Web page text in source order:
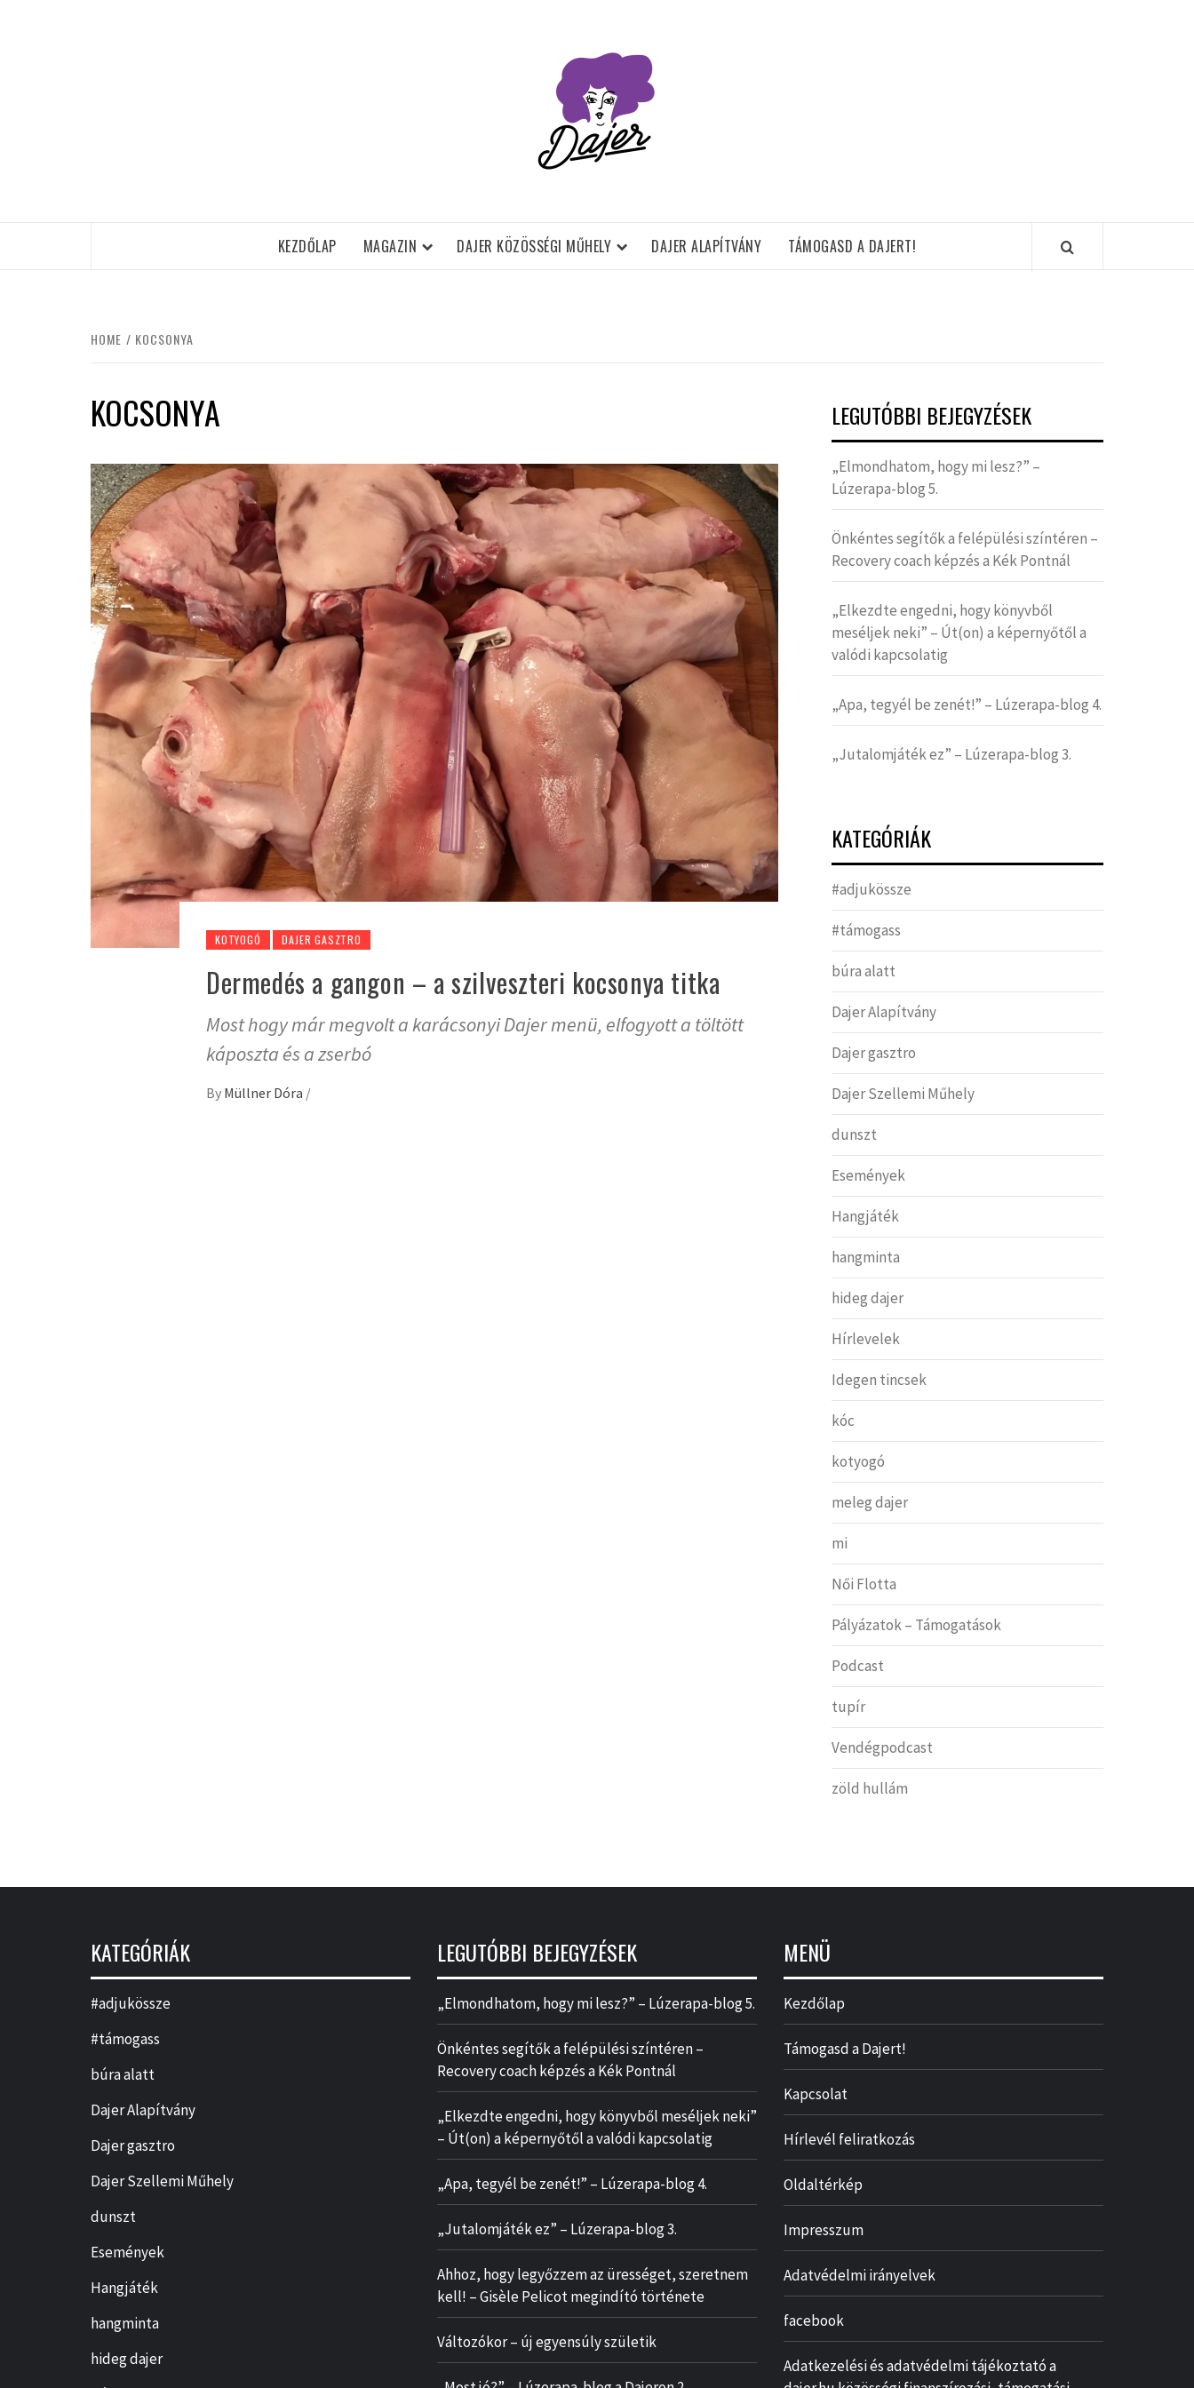
KEZDŐLAP MAGAZIN DAJER KÖZÖSSÉGI MŰHELY DAJER ALAPÍTVÁNY TÁMOGASD A DAJERT!
HOME KOCSONYA
KOCSONYA
KOTYOGÓ DAJER GASZTRO
Dermedés a gangon – a szilveszteri kocsonya titka
Most hogy már megvolt a karácsonyi Dajer menü, elfogyott a töltött
káposzta és a zserbó
By Müllner Dóra /
LEGUTÓBBI BEJEGYZÉSEK
„Elmondhatom, hogy mi lesz?” –
Lúzerapa-blog 5.
Önkéntes segítők a felépülési színtéren –
Recovery coach képzés a Kék Pontnál
„Elkezdte engedni, hogy könyvből
meséljek neki” – Út(on) a képernyőtől a
valódi kapcsolatig
„Apa, tegyél be zenét!” – Lúzerapa-blog 4.
„Jutalomjáték ez” – Lúzerapa-blog 3.
KATEGÓRIÁK
#adjukössze
#támogass
búra alatt
Dajer Alapítvány
Dajer gasztro
Dajer Szellemi Műhely
dunszt
Események
Hangjáték
hangminta
hideg dajer
Hírlevelek
Idegen tincsek
kóc
kotyogó
meleg dajer
mi
Női Flotta
Pályázatok – Támogatások
Podcast
tupír
Vendégpodcast
zöld hullám
KATEGÓRIÁK
#adjukössze
#támogass
búra alatt
Dajer Alapítvány
Dajer gasztro
Dajer Szellemi Műhely
dunszt
Események
Hangjáték
hangminta
hideg dajer
LEGUTÓBBI BEJEGYZÉSEK
„Elmondhatom, hogy mi lesz?” – Lúzerapa-blog 5.
Önkéntes segítők a felépülési színtéren –
Recovery coach képzés a Kék Pontnál
„Elkezdte engedni, hogy könyvből meséljek neki”
– Út(on) a képernyőtől a valódi kapcsolatig
„Apa, tegyél be zenét!” – Lúzerapa-blog 4.
„Jutalomjáték ez” – Lúzerapa-blog 3.
Ahhoz, hogy legyőzzem az ürességet, szeretnem
kell! – Gisèle Pelicot megindító története
Változókor – új egyensúly születik
MENÜ
Kezdőlap
Támogasd a Dajert!
Kapcsolat
Hírlevél feliratkozás
Oldaltérkép
Impresszum
Adatvédelmi irányelvek
facebook
Adatkezelési és adatvédelmi tájékoztató a